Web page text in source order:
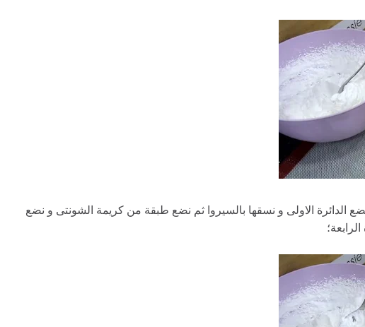
الدائرة الاولى و نسقها بالسيروا ثم نضع طبقة من كريمة الشونتى و نضع